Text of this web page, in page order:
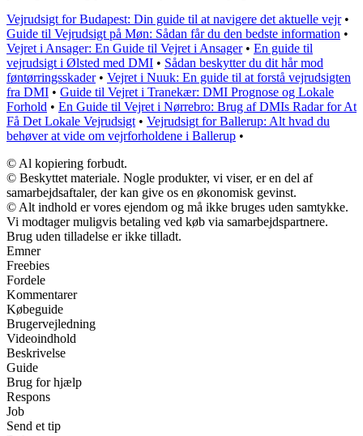
Vejrudsigt for Budapest: Din guide til at navigere det aktuelle vejr•
Guide til Vejrudsigt på Møn: Sådan får du den bedste information •
Vejret i Ansager: En Guide til Vejret i Ansager• En guide til
vejrudsigt i Ølsted med DMI • Sådan beskytter du dit hår mod
føntørringsskader• Vejret i Nuuk: En guide til at forstå vejrudsigten
fra DMI • Guide til Vejret i Tranekær: DMI Prognose og Lokale
Forhold • En Guide til Vejret i Nørrebro: Brug af DMIs Radar for At
Få Det Lokale Vejrudsigt • Vejrudsigt for Ballerup: Alt hvad du
behøver at vide om vejrforholdene i Ballerup •
© Al kopiering forbudt.
© Beskyttet materiale. Nogle produkter, vi viser, er en del af
samarbejdsaftaler, der kan give os en økonomisk gevinst.
© Alt indhold er vores ejendom og må ikke bruges uden samtykke.
Vi modtager muligvis betaling ved køb via samarbejdspartnere.
Brug uden tilladelse er ikke tilladt.
Emner
Freebies
Fordele
Kommentarer
Købeguide
Brugervejledning
Videoindhold
Beskrivelse
Guide
Brug for hjælp
Respons
Job
Send et tip